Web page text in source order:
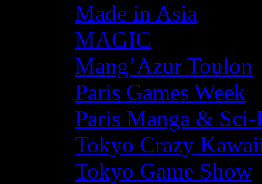
Made in Asia
MAGIC
Mang’Azur Toulon
Paris Games Week
Paris Manga &
Tokyo Crazy
Tokyo Game Show